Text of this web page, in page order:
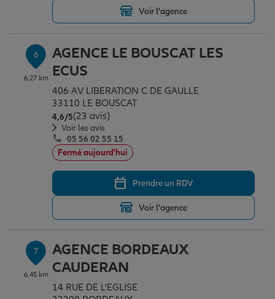
Voir l'agence
6
6.27 km
AGENCE LE BOUSCAT LES
ECUS
406 AV LIBERATION C DE GAULLE
33110 LE BOUSCAT
4,6/5Note de 4.6 sur 5
(23 avis)
Voir les avis
05 56 02 55 15
Fermé aujourd'hui
Prendre un RDV
Voir l'agence
7
6.45 km
AGENCE BORDEAUX
CAUDERAN
14 RUE DE L'EGLISE